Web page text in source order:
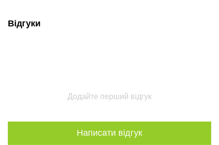
Відгуки
Додайте перший відгук
Написати відгук